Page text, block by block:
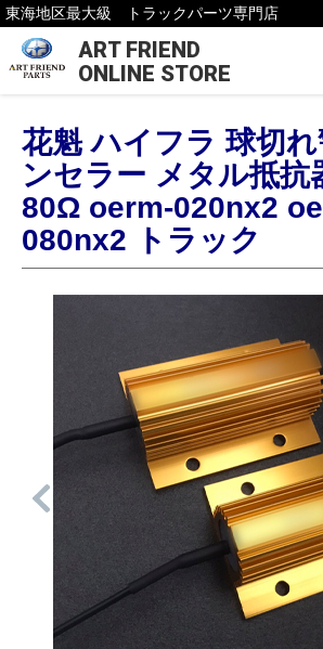
東海地区最大級 トラックパーツ専門店
ART FRIEND
ONLINE STORE
花魁 ハイフラ 球切
ンセラー メタル抵
80Ω oerm-020nx2
080nx2 トラック